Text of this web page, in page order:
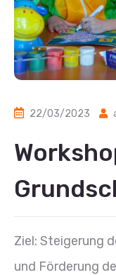
22/03/2023
Ziel: Steigerung
und Förderung